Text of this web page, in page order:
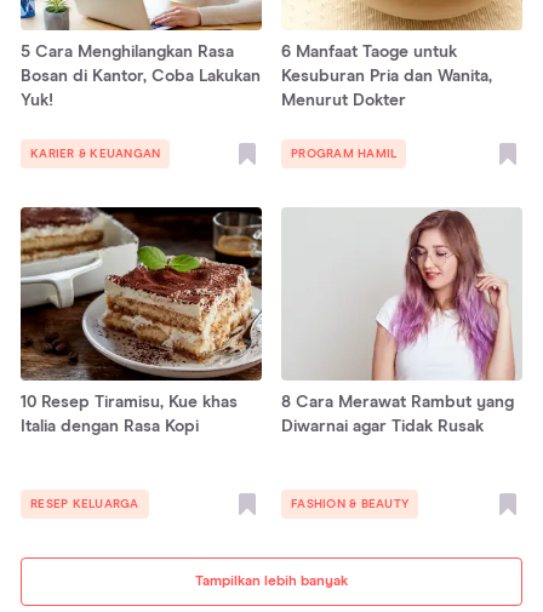
Tampilkan lebih banyak
5 Cara Menghilangkan Rasa
Bosan di Kantor, Coba Lakukan
Yuk!
KARIER & KEUANGAN
6 Manfaat Taoge untuk
Kesuburan Pria dan Wanita,
Menurut Dokter
PROGRAM HAMIL
10 Resep Tiramisu, Kue khas
Italia dengan Rasa Kopi
RESEP KELUARGA
8 Cara Merawat Rambut yang
Diwarnai agar Tidak Rusak
FASHION & BEAUTY